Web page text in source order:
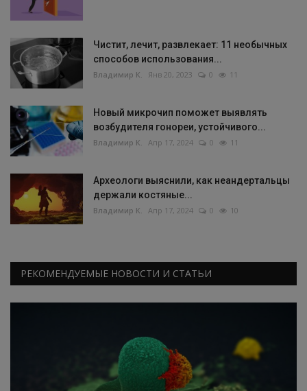
Чистит, лечит, развлекает: 11 необычных
способов использования...
Владимир К. Янв 20, 2023 0 11
Новый микрочип поможет выявлять
возбудителя гонореи, устойчивого...
Владимир К. Апр 17, 2024 0 11
Археологи выяснили, как неандертальцы
держали костяные...
Владимир К. Апр 17, 2024 0 10
РЕКОМЕНДУЕМЫЕ НОВОСТИ И СТАТЬИ